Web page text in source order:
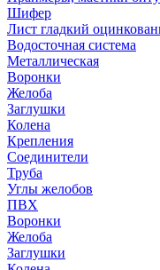
Шифер
Лист гладкий
Водосточная система
Металлическая
Воронки
Желоба
Заглушки
Колена
Крепления
Соединители
Труба
Углы желобов
ПВХ
Воронки
Желоба
Заглушки